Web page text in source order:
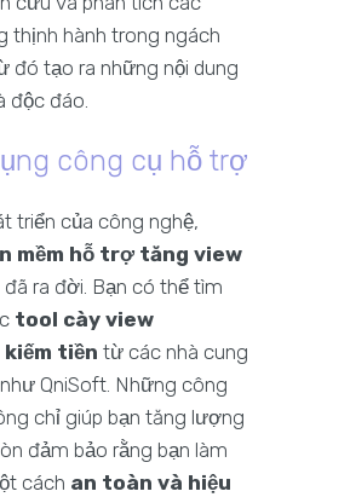
thịnh hành trong ngách
đó tạo ra những nội dung
độc đáo.
công cụ hỗ trợ
triển của công nghệ,
mềm hỗ trợ tăng view
đã ra đời. Bạn có thể tìm
tool cày view
kiếm tiền từ các nhà cung
QniSoft. Những công
chỉ giúp bạn tăng lượng
đảm bảo rằng bạn làm
cách an toàn và hiệu